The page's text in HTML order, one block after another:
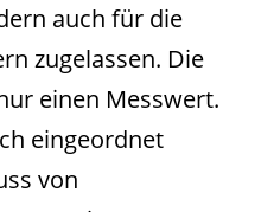
auch für die
zugelassen. Die
einen Messwert.
eingeordnet
von